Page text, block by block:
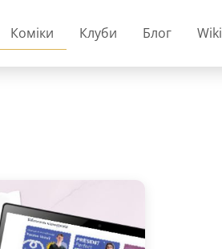
Коміки Клуби Блог Wiki